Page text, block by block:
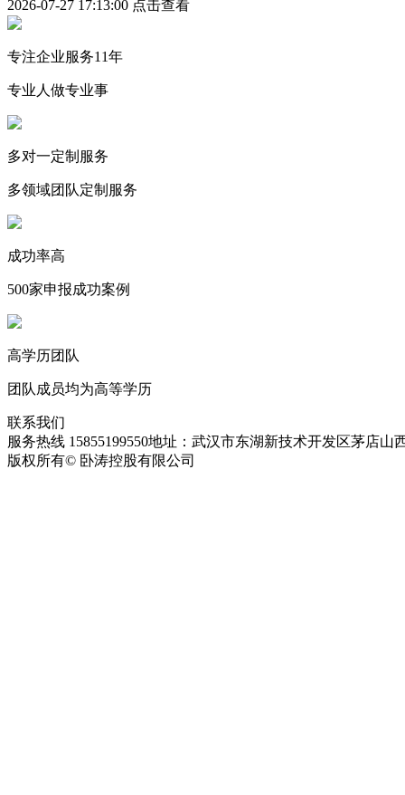
2026-07-27 17:13:00 点击查看
专注企业服务11年
专业人做专业事
多对一定制服务
多领域团队定制服务
成功率高
500家申报成功案例
高学历团队
团队成员均为高等学历
联系我们
服务热线 15855199550地址：武汉市东湖新技术开发区茅店山
版权所有© 卧涛控股有限公司